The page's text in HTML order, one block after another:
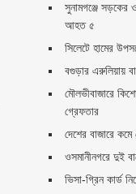
সুনামগঞ্জে সড়কের
আহত ৫
সিলেটে হামের
বগুড়ার এরুলিয়ায়
মৌলভীবাজারে
গ্রেফতার
দেশের বাজারে কমে
ওসমানীনগরে দুই
ভিসা-গ্রিন কার্ড